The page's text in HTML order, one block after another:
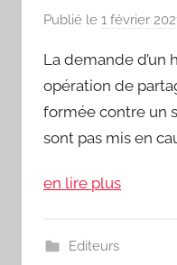
Publié le 1 février
La demande d’un
opération de
formée contre un
sont pas mis en
en lire plus
Editeurs